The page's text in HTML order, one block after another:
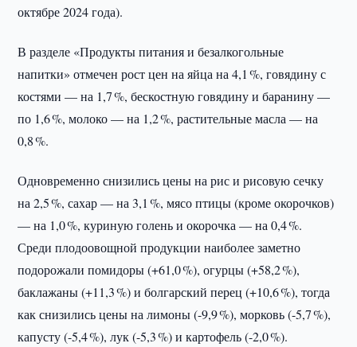
октябре 2024 года).
В разделе «Продукты питания и безалкогольные
напитки» отмечен рост цен на яйца на 4,1 %, говядину с
костями — на 1,7 %, бескостную говядину и баранину —
по 1,6 %, молоко — на 1,2 %, растительные масла — на
0,8 %.
Одновременно снизились цены на рис и рисовую сечку
на 2,5 %, сахар — на 3,1 %, мясо птицы (кроме окорочков)
— на 1,0 %, куриную голень и окорочка — на 0,4 %.
Среди плодоовощной продукции наиболее заметно
подорожали помидоры (+61,0 %), огурцы (+58,2 %),
баклажаны (+11,3 %) и болгарский перец (+10,6 %), тогда
как снизились цены на лимоны (-9,9 %), морковь (-5,7 %),
капусту (-5,4 %), лук (-5,3 %) и картофель (-2,0 %).